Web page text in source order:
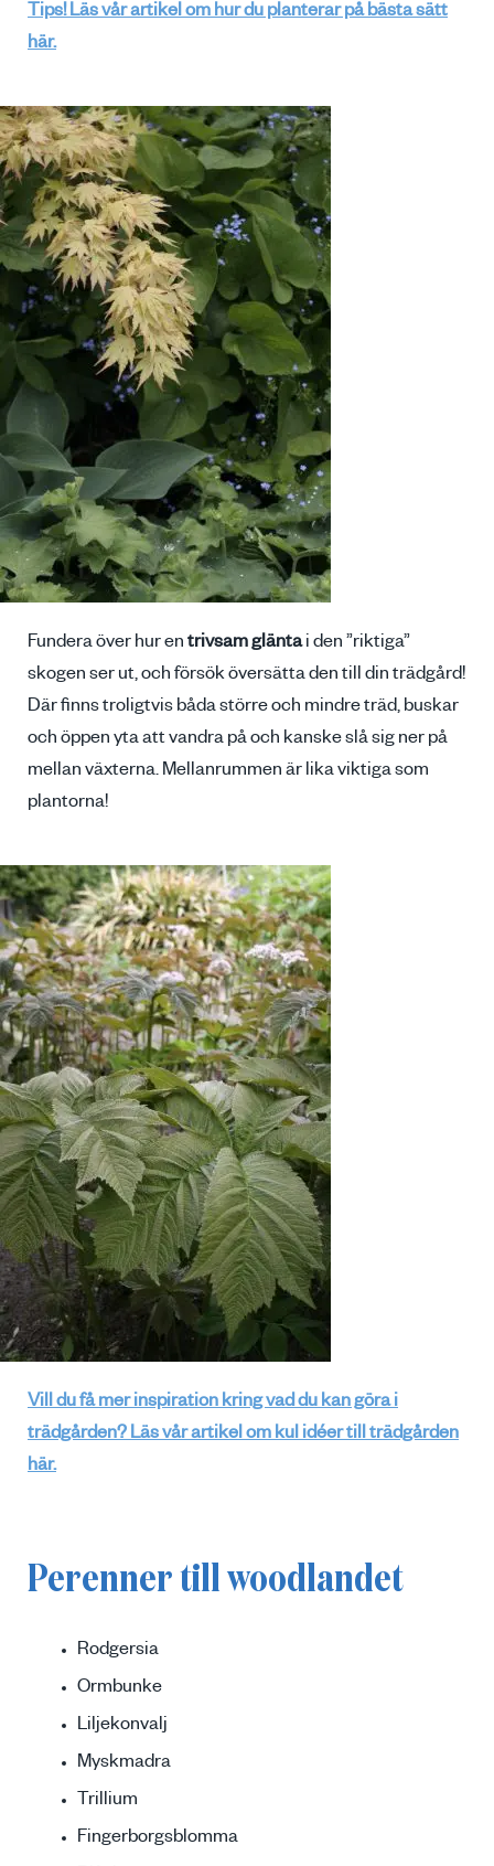
Tips! Läs vår artikel om hur du planterar på bästa sätt
här.
Fundera över hur en trivsam gläntai den ”riktiga”
skogen ser ut, och försök översätta den till din trädgård!
Där finns troligtvis båda större och mindre träd, buskar
och öppen yta att vandra på och kanske slå sig ner på
mellan växterna. Mellanrummen är lika viktiga som
plantorna!
Vill du få mer inspiration kring vad du kan göra i
trädgården? Läs vår artikel om kul idéer till trädgården
här.
Perenner till woodlandet
Rodgersia
Ormbunke
Liljekonvalj
Myskmadra
Trillium
Fingerborgsblomma